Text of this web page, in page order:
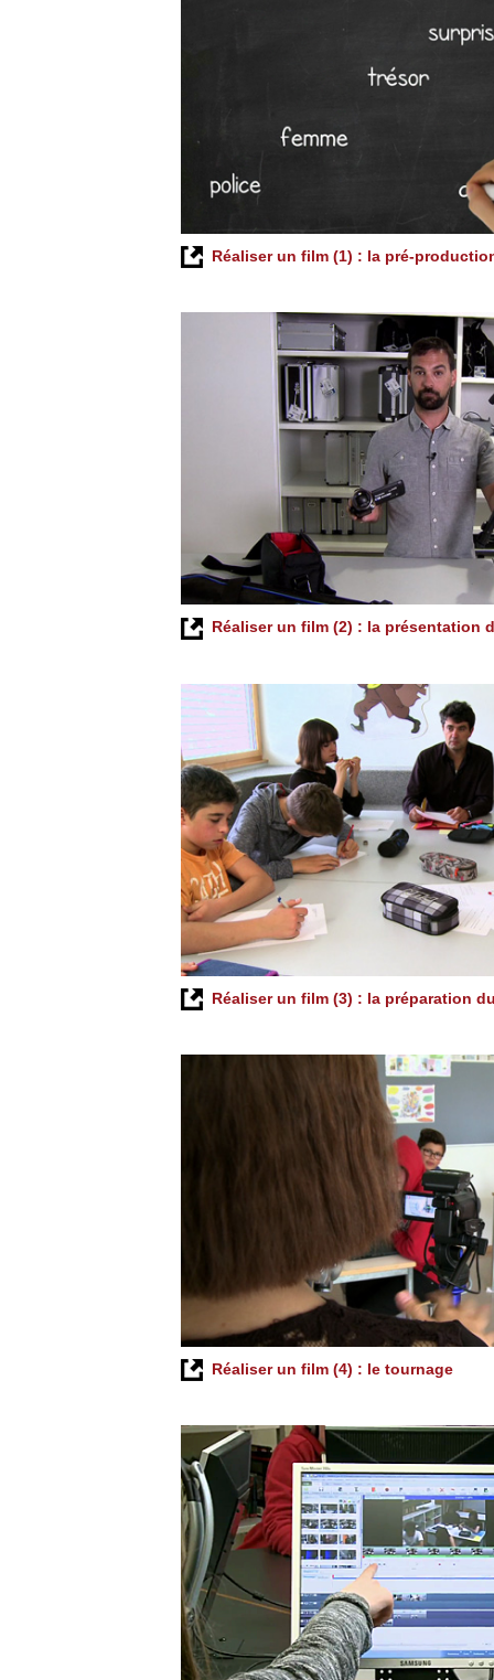
Réaliser un film (1) : la pré-
Réaliser un film (2) : la présentation
Réaliser un film (3) : la préparation
Réaliser un film (4) : le tournage